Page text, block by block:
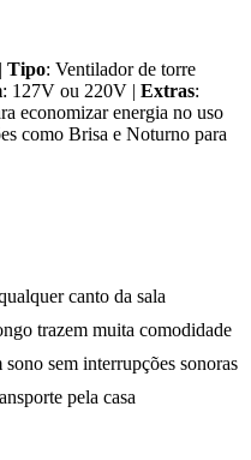
Tipo: Ventilador de torre
: 127V ou 220V | Extras:
economizar energia no uso
como Brisa e Noturno para
canto da sala
trazem muita comodidade
sem interrupções sonoras
pela casa